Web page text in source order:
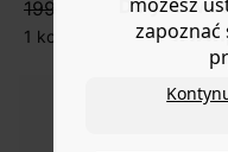
Do you
199,90 zł
1 kolor
możesz
zapoznać